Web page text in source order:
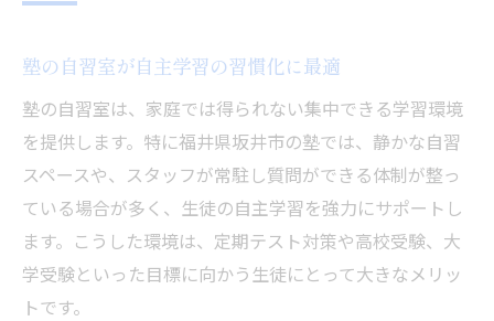
塾の自習室が自主学習の習慣化に最適
塾の自習室は、家庭では得られない集中できる学習環境
を提供します。特に福井県坂井市の塾では、静かな自習
スペースや、スタッフが常駐し質問ができる体制が整っ
ている場合が多く、生徒の自主学習を強力にサポートし
ます。こうした環境は、定期テスト対策や高校受験、大
学受験といった目標に向かう生徒にとって大きなメリッ
トです。